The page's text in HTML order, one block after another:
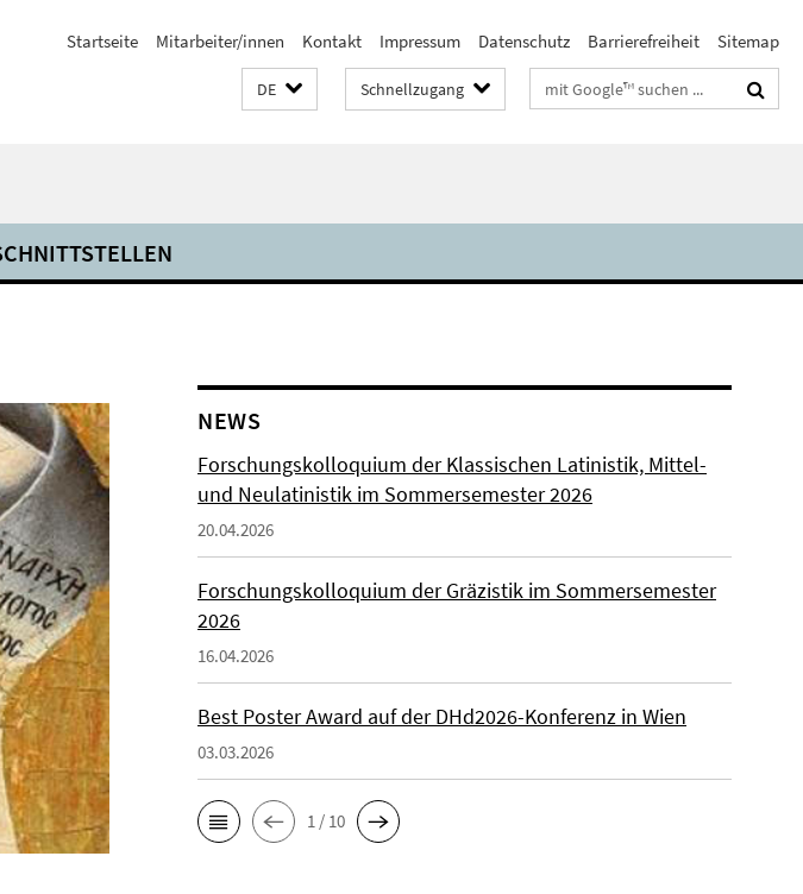
Startseite Mitarbeiter/innen Kontakt Impressum Datenschutz Barrierefreiheit Sitemap
DE Schnellzugang Suchbegriffe
NEWS
Forschungskolloquium der Klassischen Latinistik, Mittel-
und Neulatinistik im Sommersemester 2026
20.04.2026
Forschungskolloquium der Gräzistik im Sommersemester
2026
16.04.2026
Best Poster Award auf der DHd2026-Konferenz in Wien
03.03.2026
1 / 10